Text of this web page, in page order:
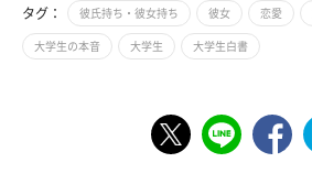
タグ： 彼氏持ち・彼女持ち 彼女 恋愛
大学生の本音 大学生 大学生白書